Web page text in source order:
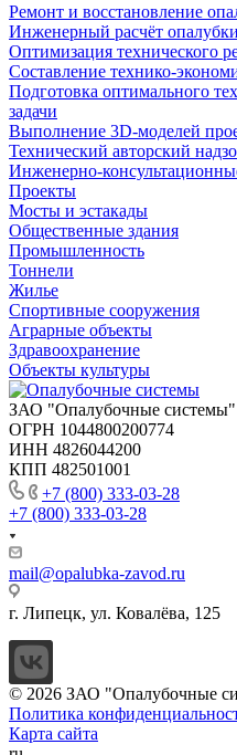
Ремонт и восстановление
Инженерный расчёт
Оптимизация технического
Составление технико-
Подготовка оптимального
задачи
Выполнение 3D-моделей
Технический авторский
Инженерно-
Проекты
Мосты и эстакады
Общественные здания
Промышленность
Тоннели
Жилье
Спортивные сооружения
Аграрные объекты
Здравоохранение
Объекты культуры
ЗАО "Опалубочные системы"
ОГРН 1044800200774
ИНН 4826044200
КПП 482501001
+7 (800) 333-03-28
+7 (800) 333-03-28
mail@opalubka-zavod.ru
г. Липецк, ул. Ковалёва, 125
© 2026 ЗАО "Опалубочные
Политика
Карта сайта